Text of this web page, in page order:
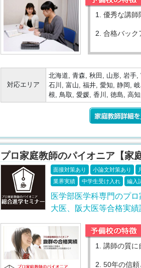
1. 優秀な講師
2. 合格バック
対応エリア
北海道, 青森, 秋田, 山形, 岩手
石川, 富山, 福井, 愛知, 静岡,
根, 鳥取, 愛媛, 香川, 徳島, 高
プロ家庭教師のパイオニア【家
面接対策あり 小論文対策あり
業界実績
中学生受け入れ 編入
医学部医学科専門のプ
大医、阪大医等合格実
1. 講師の質に
2. 50年の信頼